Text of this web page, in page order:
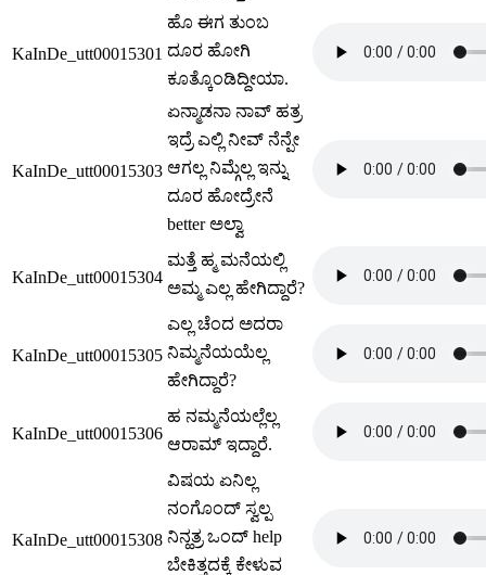
KaInDe_utt00015301
ಹೊ ಈಗ ತುಂಬ
ದೂರ ಹೋಗಿ
ಕೂತ್ಕೊಂಡಿದ್ದೀಯಾ.
KaInDe_utt00015303
ಏನ್ಮಾಡನಾ ನಾವ್ ಹತ್ರ
ಇದ್ರೆ ಎಲ್ಲಿ ನೀವ್ ನೆನ್ಪೇ
ಆಗಲ್ಲ ನಿಮ್ಗೆಲ್ಲ ಇನ್ನು
ದೂರ ಹೋದ್ರೇನೆ
better ಅಲ್ವಾ
KaInDe_utt00015304
ಮತ್ತೆ ಹ್ಮ ಮನೆಯಲ್ಲಿ
ಅಮ್ಮ ಎಲ್ಲ ಹೇಗಿದ್ದಾರೆ?
KaInDe_utt00015305
ಎಲ್ಲ ಚೆಂದ ಅದರಾ
ನಿಮ್ಮನೆಯಯೆಲ್ಲ
ಹೇಗಿದ್ದಾರೆ?
KaInDe_utt00015306
ಹ ನಮ್ಮನೆಯಲ್ಲೆಲ್ಲ
ಆರಾಮ್ ಇದ್ದಾರೆ.
KaInDe_utt00015308
ವಿಷಯ ಏನಿಲ್ಲ
ನಂಗೊಂದ್ ಸ್ವಲ್ಪ
ನಿನ್ಹತ್ರ ಒಂದ್ help
ಬೇಕಿತ್ತದಕ್ಕೆ ಕೇಳುವ